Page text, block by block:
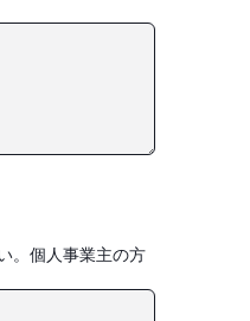
。個人事業主の方